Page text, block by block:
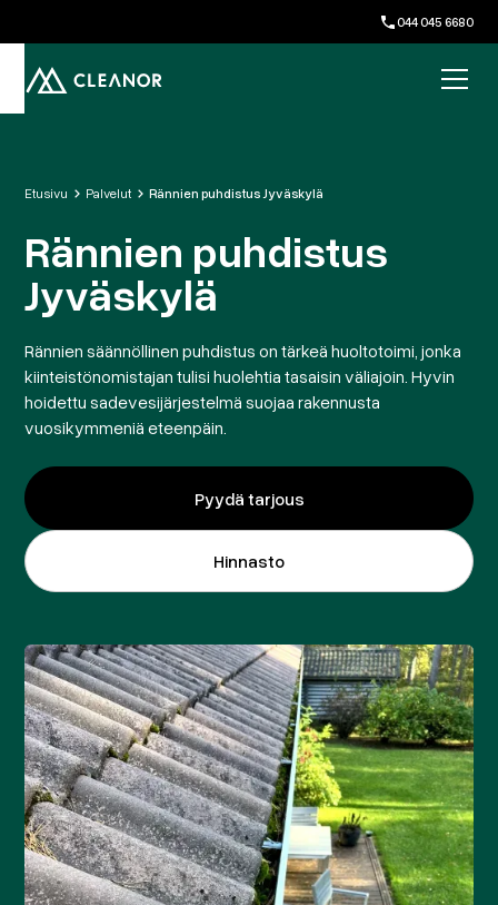
044 045 6680
Etusivu Palvelut Rännien puhdistus Jyväskylä
Rännien puhdistus
Jyväskylä
Rännien säännöllinen puhdistus on tärkeä huoltotoimi, jonka
kiinteistönomistajan tulisi huolehtia tasaisin väliajoin. Hyvin
hoidettu sadevesijärjestelmä suojaa rakennusta
vuosikymmeniä eteenpäin.
Pyydä tarjous
Hinnasto